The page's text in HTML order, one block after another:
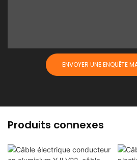
ENVOYER UNE ENQUÊTE
Produits connexes